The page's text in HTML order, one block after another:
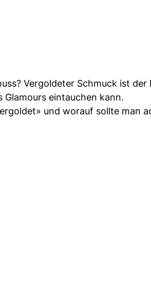
Vergoldeter Schmuck ist der
Glamours eintauchen kann.
und worauf sollte man